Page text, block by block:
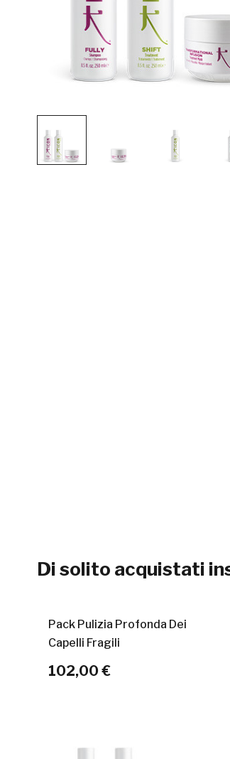
Di solito acquistati
Pack Pulizia Profonda Dei
Capelli Fragili
102,00 €